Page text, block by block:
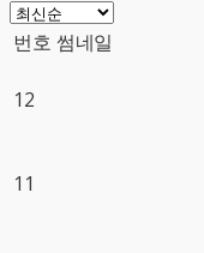
번호 썸네일
12
11